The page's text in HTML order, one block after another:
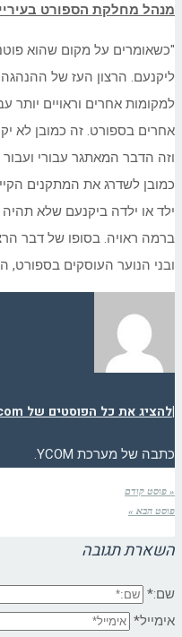
מנהל מחלקת הספורט
"כשאומרים על מקום שהוא
ליקנעם. הרצון העז של
למקומות אחרים וראויים יותר
אחרים בספורט. זה כמובן לא
וזה הדבר המאתגר עבורי
כמובן לשדרג את המתקנים
ילד או ילדה ביקנעם שלא
ברמה ראויה. בסופו של דבר
ובני הנוער העוסקים בספורט,
|להציג את כל הפוסטים של Ycom
כתבה של מערכת YCOM.
« פוסט קודם
פוסט הבא »
השארת תגובה
שם:*
אימייל*